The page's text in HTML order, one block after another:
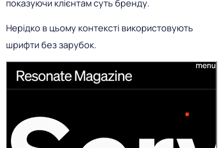
показуючи клієнтам суть бренду.
Нерідко в цьому контексті використовують
шрифти без зарубок.